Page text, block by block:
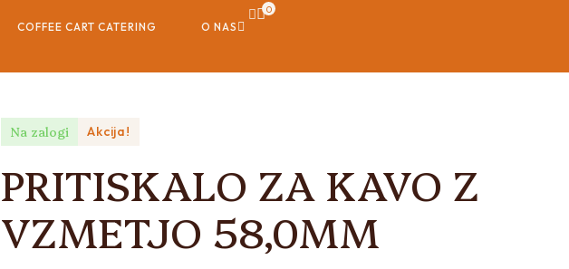
COFFEE CART CATERING O NAS
0
Na zalogi Akcija!
PRITISKALO ZA KAVO Z
VZMETJO 58,0MM